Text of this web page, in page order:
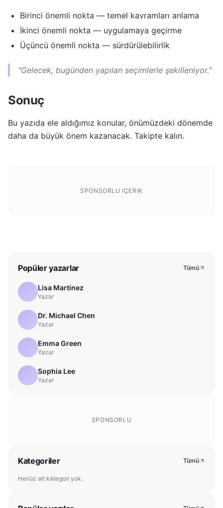
Birinci önemli nokta — temel kavramları anlama
İkinci önemli nokta — uygulamaya geçirme
Üçüncü önemli nokta — sürdürülebilirlik
"Gelecek, bugünden yapılan seçimlerle şekilleniyor."
Sonuç
Bu yazıda ele aldığımız konular, önümüzdeki dönemde
daha da büyük önem kazanacak. Takipte kalın.
SPONSORLU IÇERIK
Popüler yazarlar Tümü
Lisa Martinez
Yazar
Dr. Michael Chen
Yazar
Emma Green
Yazar
Sophia Lee
Yazar
SPONSORLU
Kategoriler Tümü
Henüz alt kategori yok.